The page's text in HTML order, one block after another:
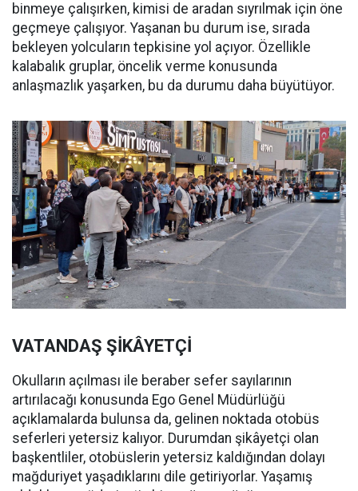
binmeye çalışırken, kimisi de aradan sıyrılmak için öne
geçmeye çalışıyor. Yaşanan bu durum ise, sırada
bekleyen yolcuların tepkisine yol açıyor. Özellikle
kalabalık gruplar, öncelik verme konusunda
anlaşmazlık yaşarken, bu da durumu daha büyütüyor.
VATANDAŞ ŞİKÂYETÇİ
Okulların açılması ile beraber sefer sayılarının
artırılacağı konusunda Ego Genel Müdürlüğü
açıklamalarda bulunsa da, gelinen noktada otobüs
seferleri yetersiz kalıyor. Durumdan şikâyetçi olan
başkentliler, otobüslerin yetersiz kaldığından dolayı
mağduriyet yaşadıklarını dile getiriyorlar. Yaşamış